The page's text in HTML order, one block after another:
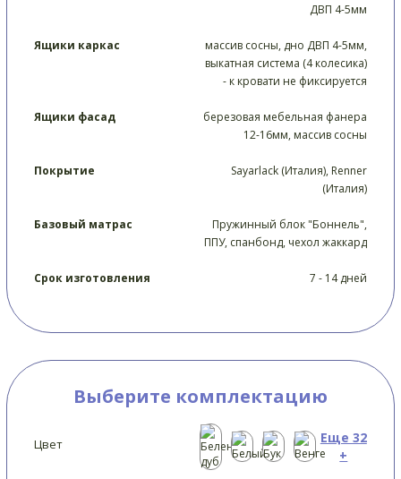
ДВП 4-5мм
Ящики каркас
массив сосны, дно ДВП 4-5мм,
выкатная система (4 колесика)
- к кровати не фиксируется
Ящики фасад
березовая мебельная фанера
12-16мм, массив сосны
Покрытие
Sayarlack (Италия), Renner
(Италия)
Базовый матрас
Пружинный блок "Боннель",
ППУ, спанбонд, чехол жаккард
Срок изготовления 7 - 14 дней
Выберите комплектацию
Цвет
Еще 32
+